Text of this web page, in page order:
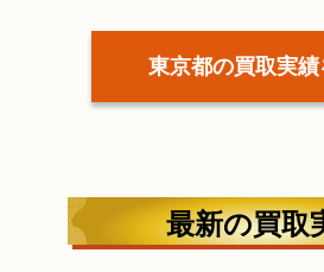
東京都の買取実績
最新の買取